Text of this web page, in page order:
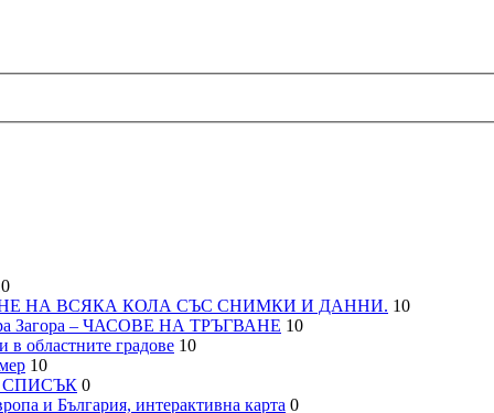
НА ВСЯКА КОЛА СЪС СНИМКИ И ДАННИ. 10
– ЧАСОВЕ НА ТРЪГВАНЕ 10
областните градове 10
10
СПИСЪК 0
и България, интерактивна карта 0